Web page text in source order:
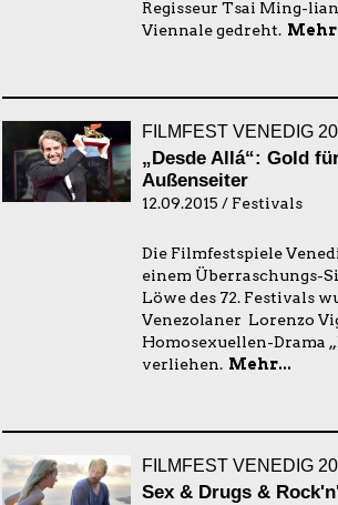
Regisseur Tsai Ming-
Viennale gedreht.
FILMFEST VENEDIG
„Desde Allá“: Gold
Außenseiter
12.09.2015 / Festivals
Die Filmfestspiele
einem Überraschungs-
Löwe des 72. Festivals
Venezolaner Lorenzo
Homosexuellen-Drama
verliehen. Mehr...
FILMFEST VENEDIG
Sex & Drugs &